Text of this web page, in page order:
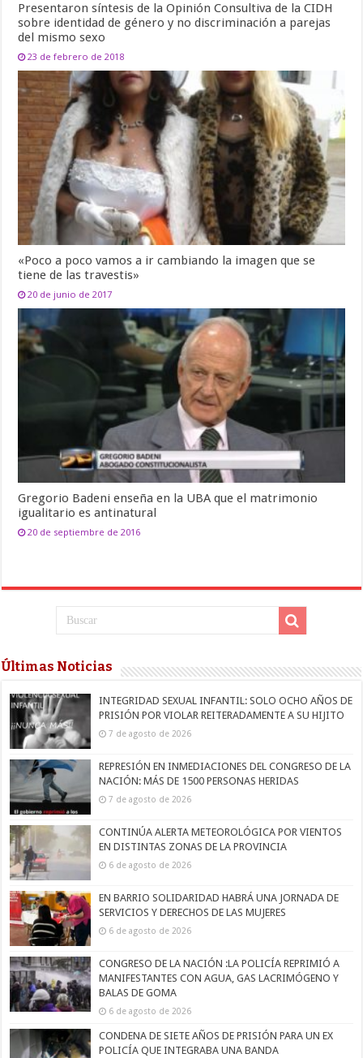
Presentaron síntesis de la Opinión Consultiva de la CIDH
sobre identidad de género y no discriminación a parejas
del mismo sexo
23 de febrero de 2018
«Poco a poco vamos a ir cambiando la imagen que se
tiene de las travestis»
20 de junio de 2017
Gregorio Badeni enseña en la UBA que el matrimonio
igualitario es antinatural
20 de septiembre de 2016
Últimas Noticias
INTEGRIDAD SEXUAL INFANTIL: SOLO OCHO AÑOS DE
PRISIÓN POR VIOLAR REITERADAMENTE A SU HIJITO
7 de agosto de 2026
REPRESIÓN EN INMEDIACIONES DEL CONGRESO DE LA
NACIÓN: MÁS DE 1500 PERSONAS HERIDAS
7 de agosto de 2026
CONTINÚA ALERTA METEOROLÓGICA POR VIENTOS
EN DISTINTAS ZONAS DE LA PROVINCIA
6 de agosto de 2026
EN BARRIO SOLIDARIDAD HABRÁ UNA JORNADA DE
SERVICIOS Y DERECHOS DE LAS MUJERES
6 de agosto de 2026
CONGRESO DE LA NACIÓN :LA POLICÍA REPRIMIÓ A
MANIFESTANTES CON AGUA, GAS LACRIMÓGENO Y
BALAS DE GOMA
6 de agosto de 2026
CONDENA DE SIETE AÑOS DE PRISIÓN PARA UN EX
POLICÍA QUE INTEGRABA UNA BANDA